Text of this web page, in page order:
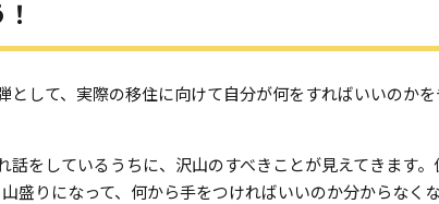
して、実際の移住に向けて自分が何をすればいいのか
をしているうちに、沢山のすべきことが見えてきます
盛りになって、何から手をつければいいのか分からなく